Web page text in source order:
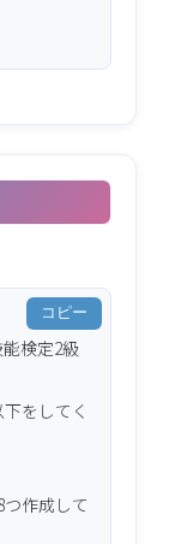
コピー
検定2級
をしてく
つ作成して